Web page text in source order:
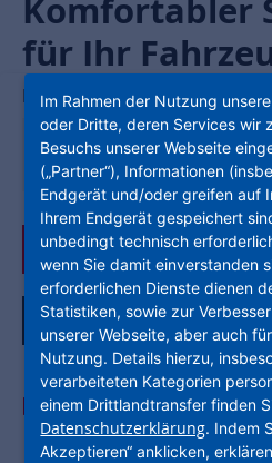
Komfortabler
für Ihr
Mühlenbergstraße,34225
KOSTEN
Miete
Jetzt anfragen
Alle Bilder ansehen
AUF EINEN BLICK:
SONSTIGES
JETZT
Im Rahmen der Nutzung
oder Dritte, deren Services wir
Besuchs unserer Webseite
(„Partner“), Informationen
Endgerät und/oder greifen auf
Ihrem Endgerät gespeichert
unbedingt technisch
wenn Sie damit einverstanden
erforderlichen Dienste dienen
Statistiken, sowie zur
unserer Webseite, aber auch
Nutzung. Details hierzu,
verarbeiteten Kategorien
einem Drittlandtransfer finden
Datenschutzerklärung. Indem
Akzeptieren“ anklicken,